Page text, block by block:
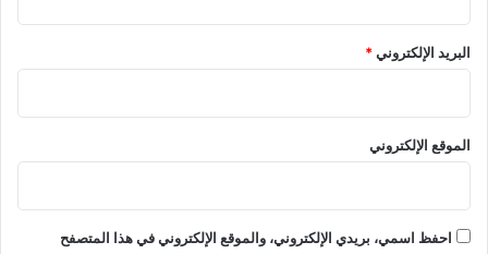
البريد الإلكتروني*
الموقع الإلكتروني
احفظ اسمي، بريدي الإلكتروني، والموقع الإلكتروني في هذا المتصفح